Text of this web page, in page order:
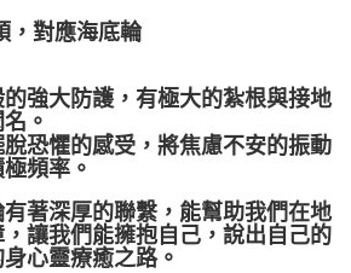
，對應海底輪
強大防護，有極大的紮根與接地
。
恐懼的感受，將焦慮不安的振動
頻率。
著深厚的聯繫，能幫助我們在地
讓我們能擁抱自己，說出自己的
心靈療癒之路。